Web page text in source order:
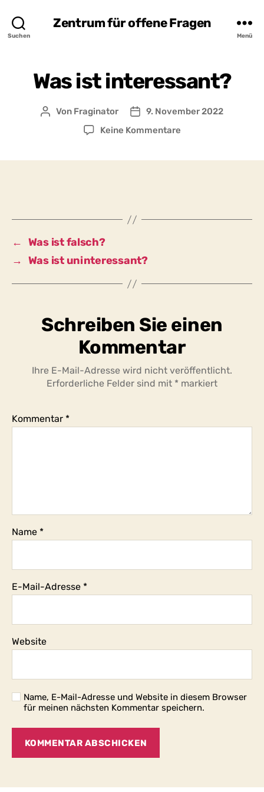
Suchen
Zentrum für offene Fragen
Menü
Was ist interessant?
Beitragsautor
Von Fraginator Beitragsdatum
9. November 2022
Keine Kommentarezu
← Was ist falsch?
→ Was ist uninteressant?
Schreiben Sie einen
Kommentar
Ihre E-Mail-Adresse wird nicht veröffentlicht.
Erforderliche Felder sind mit * markiert
Kommentar *
Name *
E-Mail-Adresse *
Website
Name, E-Mail-Adresse und Website in diesem Browser
für meinen nächsten Kommentar speichern.